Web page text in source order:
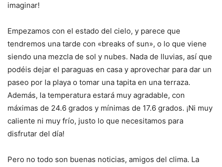
imaginar!
Empezamos con el estado del cielo, y parece que
tendremos una tarde con «breaks of sun», o lo que viene
siendo una mezcla de sol y nubes. Nada de lluvias, así que
podéis dejar el paraguas en casa y aprovechar para dar un
paseo por la playa o tomar una tapita en una terraza.
Además, la temperatura estará muy agradable, con
máximas de 24.6 grados y mínimas de 17.6 grados. ¡Ni muy
caliente ni muy frío, justo lo que necesitamos para
disfrutar del día!
Pero no todo son buenas noticias, amigos del clima. La